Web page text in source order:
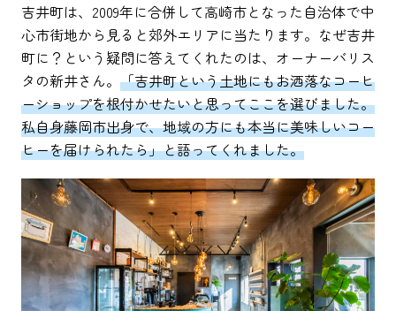
吉井町は、2009年に合併して高崎市となった自治体で中
心市街地から見ると郊外エリアに当たります。なぜ吉井
町に？という疑問に答えてくれたのは、オーナーバリス
タの新井さん。 「吉井町という土地にもお洒落なコーヒ
ーショップを根付かせたいと思ってここを選びました。
私自身藤岡市出身で、地域の方にも本当に美味しいコー
ヒーを届けられたら」と語ってくれました。